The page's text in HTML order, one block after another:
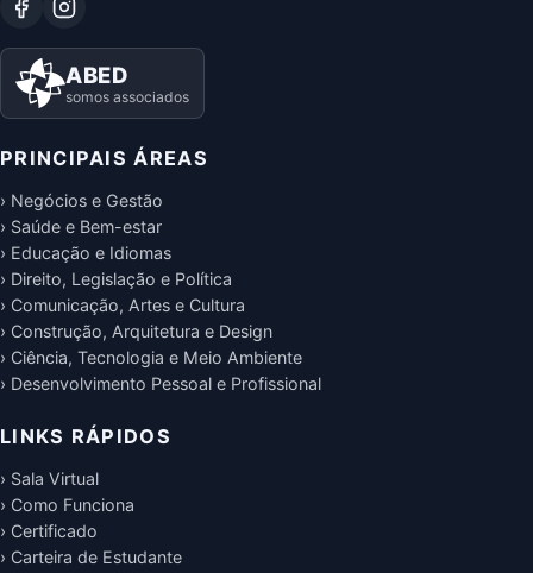
ABED
somos associados
PRINCIPAIS ÁREAS
› Negócios e Gestão
› Saúde e Bem-estar
› Educação e Idiomas
› Direito, Legislação e Política
› Comunicação, Artes e Cultura
› Construção, Arquitetura e Design
› Ciência, Tecnologia e Meio Ambiente
› Desenvolvimento Pessoal e Profissional
LINKS RÁPIDOS
› Sala Virtual
› Como Funciona
› Certificado
› Carteira de Estudante